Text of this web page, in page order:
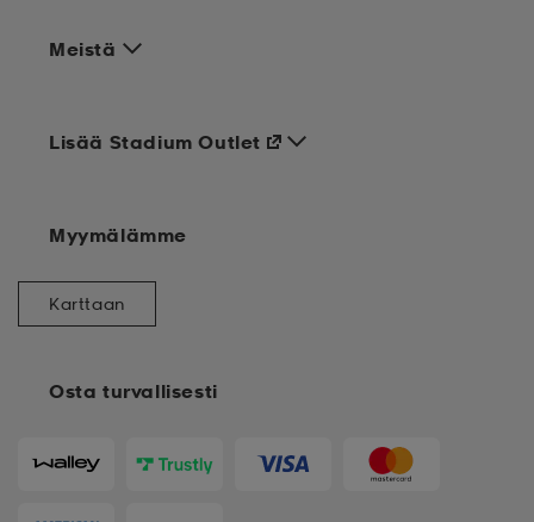
Meistä
Osta turvallisesti
Lisää Stadium Outlet
Myymälämme
Karttaan